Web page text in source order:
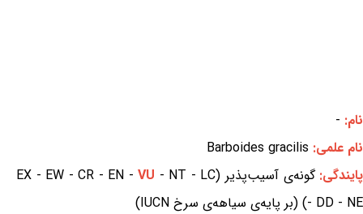
نام: -
نام علمی: Barboides gracilis
پایندگی:گونه‌ی آسیب‌پذیر (EX - EW - CR - EN - VU - NT - LC
- DD - NE) (بر پایه‌ی سیاهه‌ی سرخ IUCN)